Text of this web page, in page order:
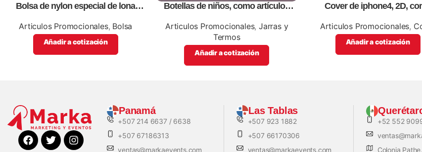
Bolsa de nylon especial de lona
impresión full color.
Articulos Promocionales, Bolsa
Añadir a cotización
Botellas de niños, como artículos
Articulos Promocionales,Jarras y
Termos
Añadir a cotización
Cover de iphone4, 2D,
Articulos Promocionales,
Añadir a cotización
Panamá
+507 214 6637 / 6638
+507 67186313
ventas@markaevents.com
Las Tablas
+507 923 1882
+507 66170306
ventas@markaevents.com
+52 552
Colonia